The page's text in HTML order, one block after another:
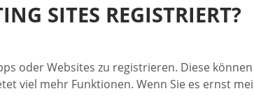
SITES REGISTRIERT?
oder Websites zu registrieren. Diese
viel mehr Funktionen. Wenn Sie es ernst